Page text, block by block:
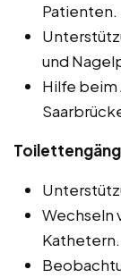
Patienten.
und
Hilfe beim
Wechseln
Kathetern.